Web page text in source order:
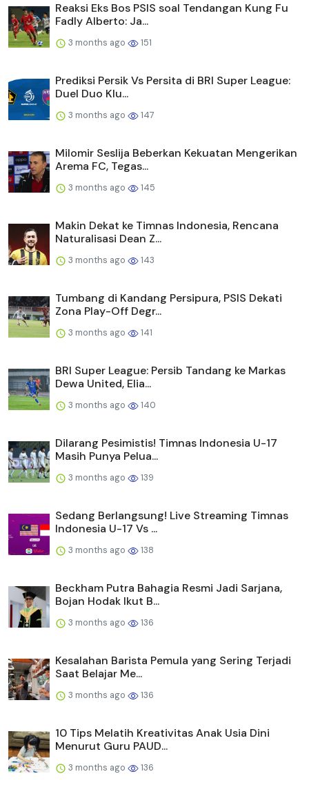
Reaksi Eks Bos PSIS soal Tendangan Kung Fu
Fadly Alberto: Ja...
3 months ago 151
Prediksi Persik Vs Persita di BRI Super League:
Duel Duo Klu...
3 months ago 147
Milomir Seslija Beberkan Kekuatan Mengerikan
Arema FC, Tegas...
3 months ago 145
Makin Dekat ke Timnas Indonesia, Rencana
Naturalisasi Dean Z...
3 months ago 143
Tumbang di Kandang Persipura, PSIS Dekati
Zona Play-Off Degr...
3 months ago 141
BRI Super League: Persib Tandang ke Markas
Dewa United, Elia...
3 months ago 140
Dilarang Pesimistis! Timnas Indonesia U-17
Masih Punya Pelua...
3 months ago 139
Sedang Berlangsung! Live Streaming Timnas
Indonesia U-17 Vs ...
3 months ago 138
Beckham Putra Bahagia Resmi Jadi Sarjana,
Bojan Hodak Ikut B...
3 months ago 136
Kesalahan Barista Pemula yang Sering Terjadi
Saat Belajar Me...
3 months ago 136
10 Tips Melatih Kreativitas Anak Usia Dini
Menurut Guru PAUD...
3 months ago 136